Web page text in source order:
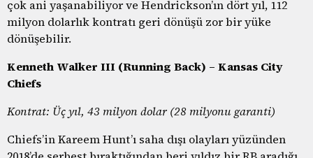
çok ani yaşanabiliyor ve Hendrickson’ın dört yıl, 112
milyon dolarlık kontratı geri dönüşü zor bir yüke
dönüşebilir.
Kenneth Walker III (Running Back) – Kansas City
Chiefs
Kontrat: Üç yıl, 43 milyon dolar (28 milyonu garanti)
Chiefs’in Kareem Hunt’ı saha dışı olayları yüzünden